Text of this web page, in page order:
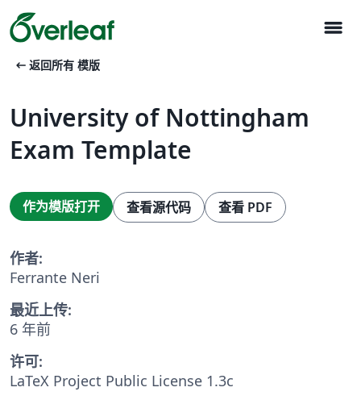
menu
arrow_left_alt 返回所有 模版
University of Nottingham
Exam Template
作为模版打开 查看源代码 查看 PDF
作者:
Ferrante Neri
最近上传:
6 年前
许可:
LaTeX Project Public License 1.3c